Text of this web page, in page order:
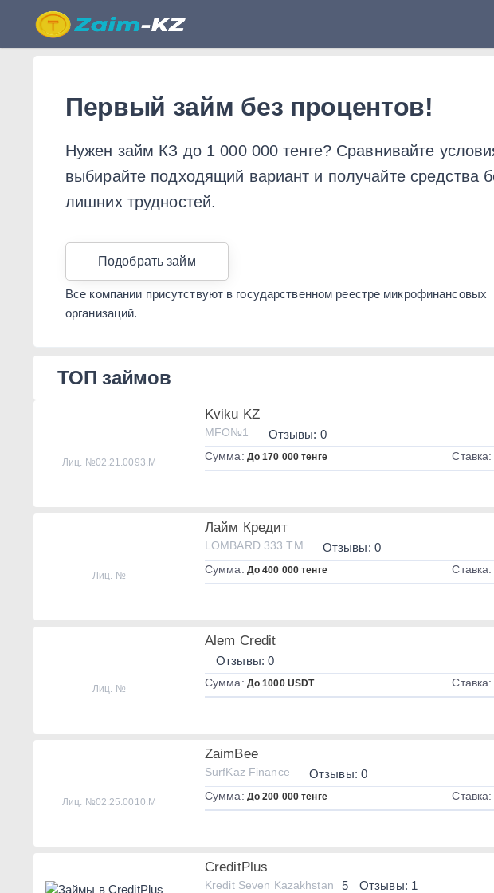
Первый займ без процентов!
Нужен займ КЗ до 1 000 000 тенге? Сравнивайте
выбирайте подходящий вариант и получайте средства
лишних трудностей.
Подобрать займ
Все компании присутствуют в государственном реестре микрофинансовых
организаций.
ТОП займов
Лиц. №02.21.0093.М
Kviku KZ
MFO№1 Отзывы: 0
Сумма: До 170 000 тенге Ставка:
Лиц. №
Лайм Кредит
LOMBARD 333 TM Отзывы: 0
Сумма: До 400 000 тенге Ставка:
Лиц. №
Alem Credit
Отзывы: 0
Сумма: До 1000 USDT Ставка:
Лиц. №02.25.0010.М
ZaimBee
SurfKaz Finance Отзывы: 0
Сумма: До 200 000 тенге Ставка:
CreditPlus
Kredit Seven Kazakhstan 5 Отзывы: 1